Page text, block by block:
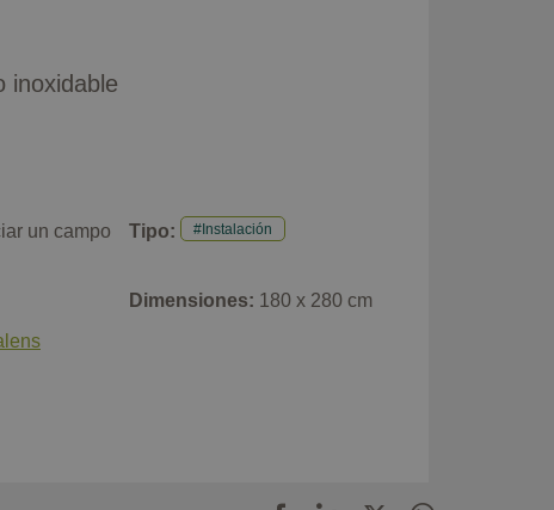
inoxidable
un campo
Tipo: Instalación
Dimensiones: 180 x 280 cm